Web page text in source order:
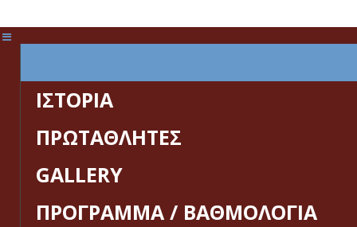
ΙΣΤΟΡΙΑ
ΠΡΩΤΑΘΛΗΤΕΣ
GALLERY
ΠΡΟΓΡΑΜΜΑ / ΒΑΘΜΟΛΟΓΙΑ